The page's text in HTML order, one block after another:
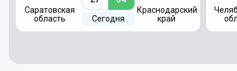
Саратовская
область
Сегодня
Краснодарский
край